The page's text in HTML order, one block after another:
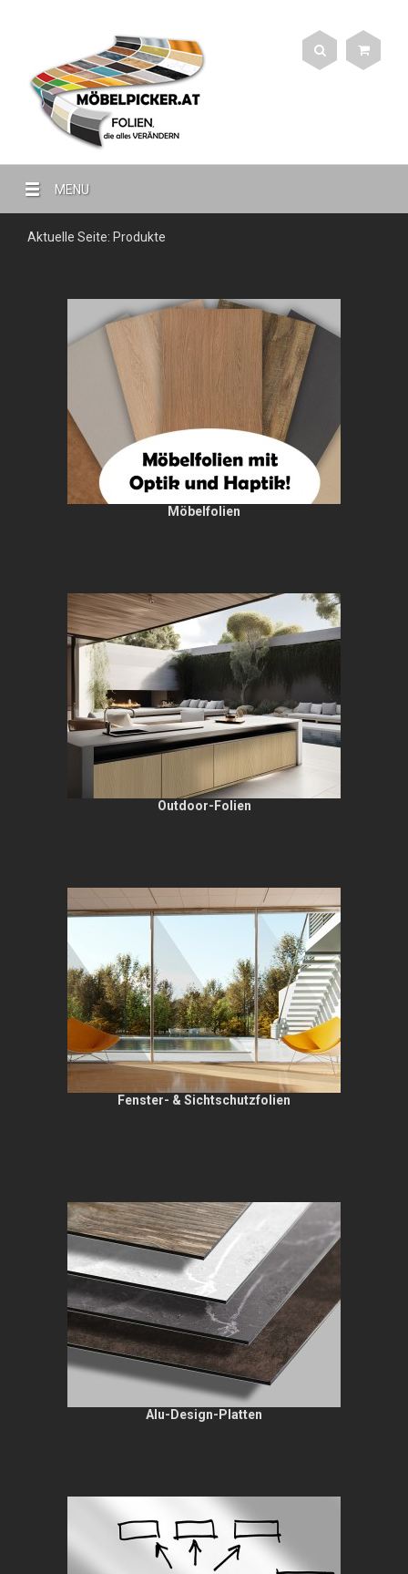
MENU
Aktuelle Seite: Produkte
Möbelfolien
Outdoor-Folien
Fenster- & Sichtschutzfolien
Alu-Design-Platten